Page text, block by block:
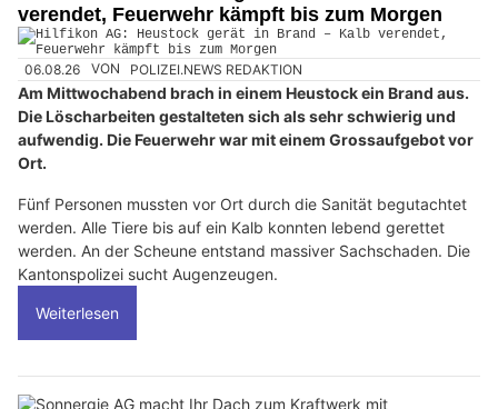
verendet, Feuerwehr kämpft bis zum Morgen
06.08.26 VON POLIZEI.NEWS REDAKTION
Am Mittwochabend brach in einem Heustock ein Brand aus.
Die Löscharbeiten gestalteten sich als sehr schwierig und
aufwendig. Die Feuerwehr war mit einem Grossaufgebot vor
Ort.
Fünf Personen mussten vor Ort durch die Sanität begutachtet
werden. Alle Tiere bis auf ein Kalb konnten lebend gerettet
werden. An der Scheune entstand massiver Sachschaden. Die
Kantonspolizei sucht Augenzeugen.
Weiterlesen